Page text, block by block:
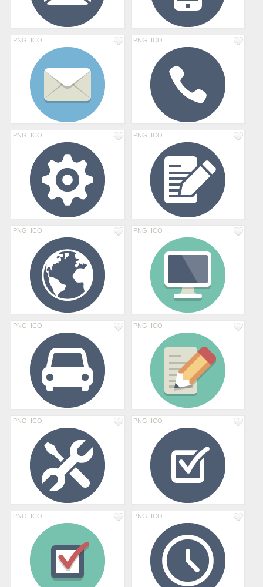
PNG ICO PNG ICO
PNG ICO PNG ICO
PNG ICO PNG ICO
PNG ICO PNG ICO
PNG ICO PNG ICO
PNG ICO PNG ICO